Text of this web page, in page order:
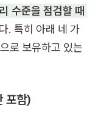
수준을 점검할 때
. 특히 아래 네 가
로 보유하고 있는
포함)